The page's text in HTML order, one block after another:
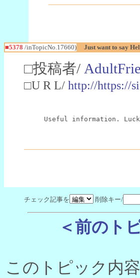
■5378 /inTopicNo.17660) Just want to say
□投稿者/
□U R L/ http://https://
Useful information.
チェック記事を 削除キー/
＜前のト
このトピック内